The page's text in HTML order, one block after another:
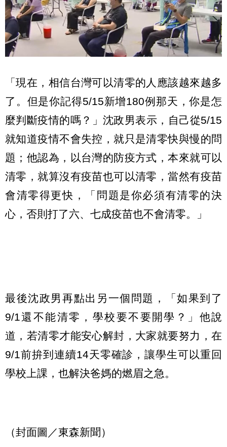
「現在，相信台灣可以清零的人應該越來越多
了。但是你記得5/15新增180例那天，你是怎
麼判斷疫情的嗎？」沈政男表示，自己從5/15
就知道疫情不會失控，就只是清零快與慢的問
題；他認為，以台灣的防疫方式，本來就可以
清零，就算沒有疫苗也可以清零，當然有疫苗
會清零得更快，「問題是你必須有清零的決
心，否則打了六、七成疫苗也不會清零。」
最後沈政男再點出另一個問題，「如果到了
9/1還不能清零，學校要不要開學？」他說
道，若清零才能安心解封，大家就要努力，在
9/1前拚到連續14天零確診，讓學生可以重回
學校上課，也解決爸媽的燃眉之急。
（封面圖／東森新聞）